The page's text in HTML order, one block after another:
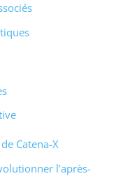
Catena-X
l’après-